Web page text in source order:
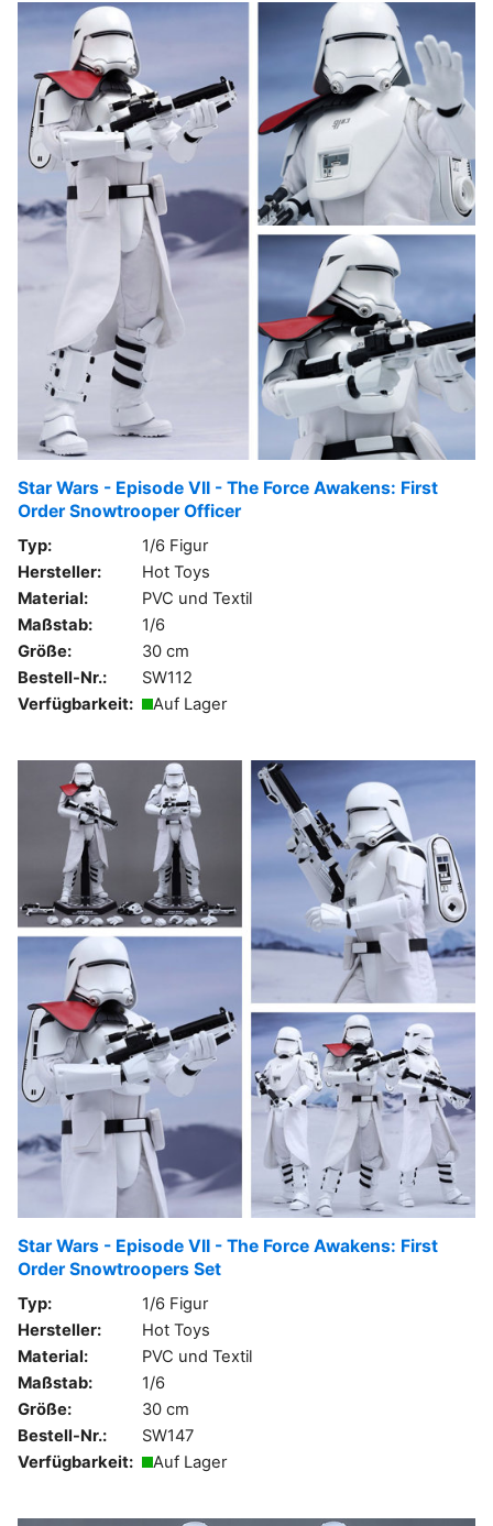
Star Wars - Episode VII - The Force Awakens: First
Order Snowtrooper Officer
Typ:
1/6 Figur
Hersteller:
Hot Toys
Material:
PVC und Textil
Maßstab:
1/6
Größe:
30 cm
Bestell-Nr.:
SW112
Verfügbarkeit:
Auf Lager
Star Wars - Episode VII - The Force Awakens: First
Order Snowtroopers Set
Typ:
1/6 Figur
Hersteller:
Hot Toys
Material:
PVC und Textil
Maßstab:
1/6
Größe:
30 cm
Bestell-Nr.:
SW147
Verfügbarkeit:
Auf Lager